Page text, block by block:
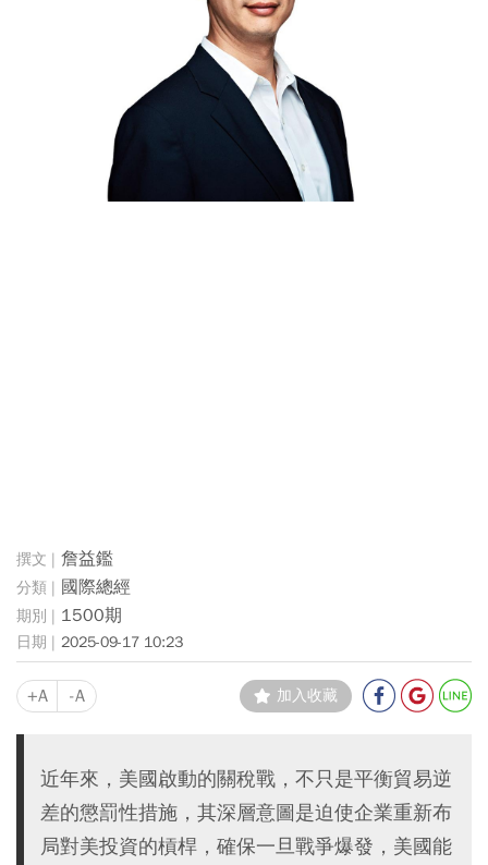
詹益鑑
國際總經
1500期
2025-09-17 10:23
+A -A 加入收藏
近年來，美國啟動的關稅戰，不只是平衡貿易逆
差的懲罰性措施，其深層意圖是迫使企業重新布
局對美投資的槓桿，確保一旦戰爭爆發，美國能